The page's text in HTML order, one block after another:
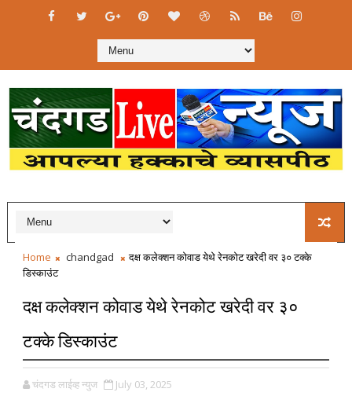
Home chandgad
दक्ष कलेक्शन कोवाड येथे रेनकोट खरेदी वर ३० टक्के
डिस्काउंट
दक्ष कलेक्शन कोवाड येथे रेनकोट खरेदी वर ३०
टक्के डिस्काउंट
चंदगड लाईव्ह न्युज July 03, 2025